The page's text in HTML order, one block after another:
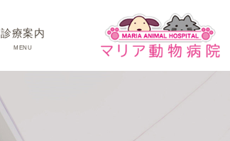
診療案内
MENU